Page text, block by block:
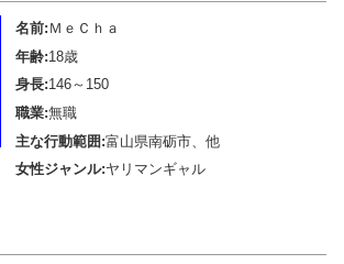
名前: ＭｅＣｈａ
年齢:18歳
身長:146～150
職業:無職
主な行動範囲:富山県南砺市、他
女性ジャンル:ヤリマンギャル